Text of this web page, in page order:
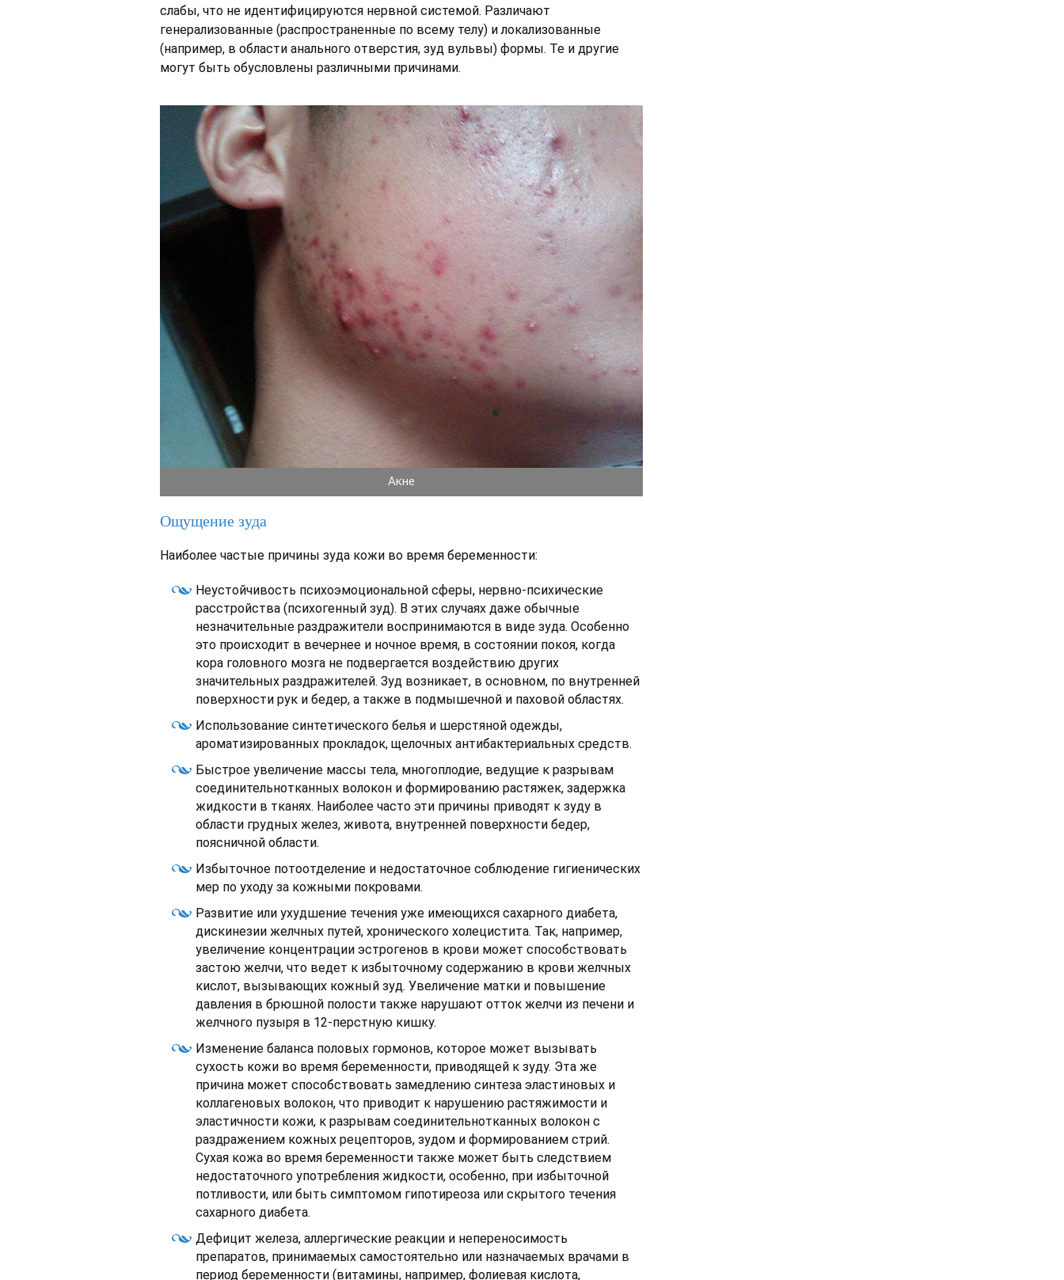
слабы, что не идентифицируются нервной системой. Различают
генерализованные (распространенные по всему телу) и локализованные
(например, в области анального отверстия, зуд вульвы) формы. Те и другие
могут быть обусловлены различными причинами.
Акне
Ощущение зуда
Наиболее частые причины зуда кожи во время беременности:
Неустойчивость психоэмоциональной сферы, нервно-психические
расстройства (психогенный зуд). В этих случаях даже обычные
незначительные раздражители воспринимаются в виде зуда. Особенно
это происходит в вечернее и ночное время, в состоянии покоя, когда
кора головного мозга не подвергается воздействию других
значительных раздражителей. Зуд возникает, в основном, по внутренней
поверхности рук и бедер, а также в подмышечной и паховой областях.
Использование синтетического белья и шерстяной одежды,
ароматизированных прокладок, щелочных антибактериальных средств.
Быстрое увеличение массы тела, многоплодие, ведущие к разрывам
соединительнотканных волокон и формированию растяжек, задержка
жидкости в тканях. Наиболее часто эти причины приводят к зуду в
области грудных желез, живота, внутренней поверхности бедер,
поясничной области.
Избыточное потоотделение и недостаточное соблюдение гигиенических
мер по уходу за кожными покровами.
Развитие или ухудшение течения уже имеющихся сахарного диабета,
дискинезии желчных путей, хронического холецистита. Так, например,
увеличение концентрации эстрогенов в крови может способствовать
застою желчи, что ведет к избыточному содержанию в крови желчных
кислот, вызывающих кожный зуд. Увеличение матки и повышение
давления в брюшной полости также нарушают отток желчи из печени и
желчного пузыря в 12-перстную кишку.
Изменение баланса половых гормонов, которое может вызывать
сухость кожи во время беременности, приводящей к зуду. Эта же
причина может способствовать замедлению синтеза эластиновых и
коллагеновых волокон, что приводит к нарушению растяжимости и
эластичности кожи, к разрывам соединительнотканных волокон с
раздражением кожных рецепторов, зудом и формированием стрий.
Сухая кожа во время беременности также может быть следствием
недостаточного употребления жидкости, особенно, при избыточной
потливости, или быть симптомом гипотиреоза или скрытого течения
сахарного диабета.
Дефицит железа, аллергические реакции и непереносимость
препаратов, принимаемых самостоятельно или назначаемых врачами в
период беременности (витамины, например, фолиевая кислота,